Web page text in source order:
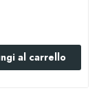
al carrello